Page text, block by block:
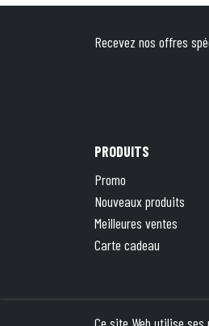
Recevez nos offres
PRODUITS
Promo
Nouveaux produits
Meilleures ventes
Carte cadeau